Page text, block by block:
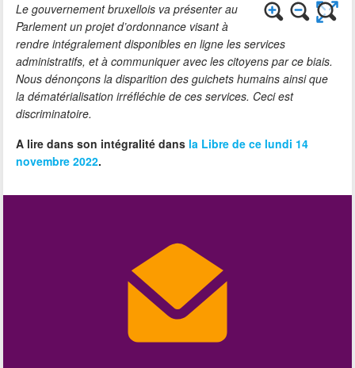
Le gouvernement bruxellois va présenter au
Parlement un projet d’ordonnance visant à
rendre intégralement disponibles en ligne les services
administratifs, et à communiquer avec les citoyens par ce biais.
Nous dénonçons la disparition des guichets humains ainsi que
la dématérialisation irréfléchie de ces services. Ceci est
discriminatoire.
A lire dans son intégralité dans la Libre de ce lundi 14
novembre 2022.